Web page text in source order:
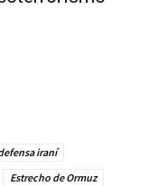
iraní
Estrecho de Ormuz